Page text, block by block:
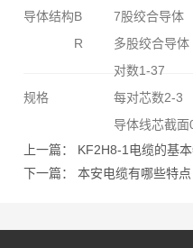
导体结构B
7股绞合导体
R
多股绞合导体
规格
对数1-37
每对芯数2-3
导体线芯截面
上一篇： KF2H8-1电缆的基
下一篇： 本安电缆有哪些特点